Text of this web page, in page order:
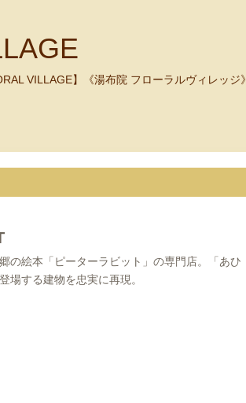
VILLAGE】《湯布院 フローラルヴィレッジ》
の絵本「ピーターラビット」の専門店。「あひ
場する建物を忠実に再現。